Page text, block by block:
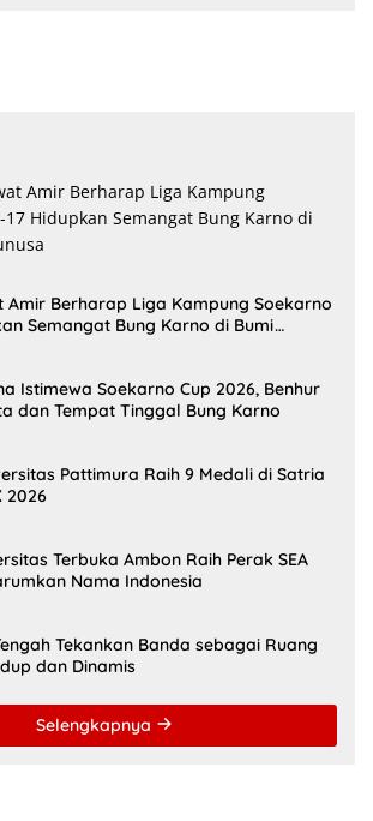
Amir Berharap Liga Kampung Soekarno
Semangat Bung Karno di Bumi
Istimewa Soekarno Cup 2026, Benhur
dan Tempat Tinggal Bung Karno
Pattimura Raih 9 Medali di Satria
2026
Terbuka Ambon Raih Perak SEA
Nama Indonesia
Tekankan Banda sebagai Ruang
dan Dinamis
Selengkapnya